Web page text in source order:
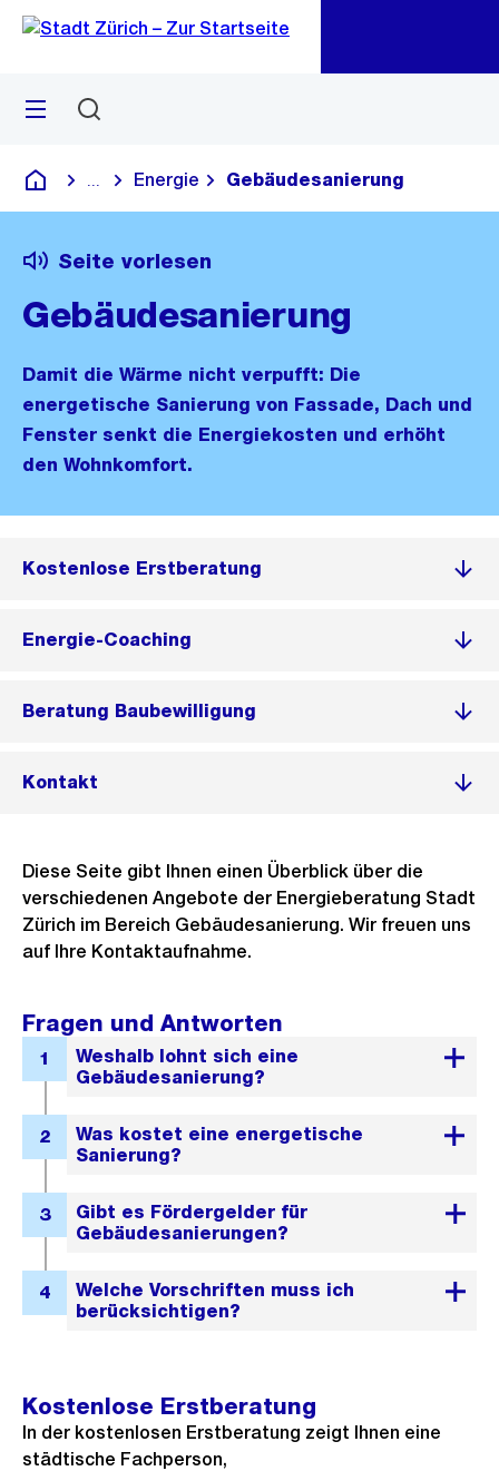
Navigation
Sprunglink
Menü
Deutsch
Blende alle Breadcrumbs ein
Energie Gebäudesanierung
Seite vorlesen
Gebäudesanierung
Damit die Wärme nicht verpufft: Die
energetische Sanierung von Fassade, Dach und
Fenster senkt die Energiekosten und erhöht
den Wohnkomfort.
Kostenlose Erstberatung
Energie-Coaching
Beratung Baubewilligung
Kontakt
Diese Seite gibt Ihnen einen Überblick über die
verschiedenen Angebote der Energieberatung Stadt
Zürich im Bereich Gebäudesanierung. Wir freuen uns
auf Ihre Kontaktaufnahme.
Fragen und Antworten
Kostenlose Erstberatung
In der kostenlosen Erstberatung zeigt Ihnen eine
städtische Fachperson,